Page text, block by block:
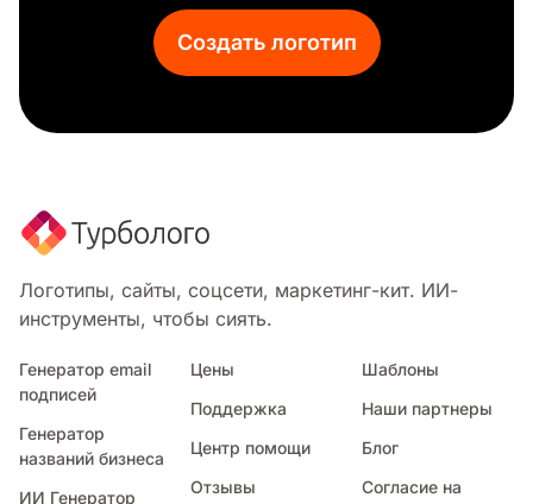
Создать логотип
Логотипы, сайты, соцсети, маркетинг-кит. ИИ-
инструменты, чтобы сиять.
Генератор email
подписей
Генератор
названий бизнеса
ИИ Генератор
Цены
Поддержка
Центр помощи
Отзывы
Шаблоны
Наши партнеры
Блог
Согласие на